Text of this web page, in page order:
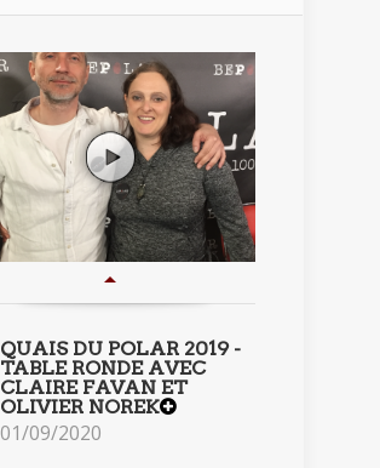
QUAIS DU POLAR 2019 -
TABLE RONDE AVEC
CLAIRE FAVAN ET
OLIVIER NOREK
01/09/2020